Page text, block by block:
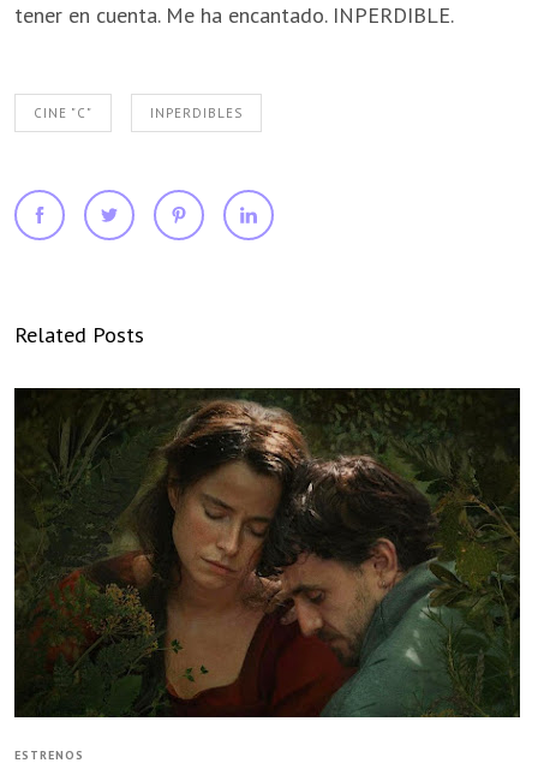
tener en cuenta. Me ha encantado. INPERDIBLE.
CINE "C" INPERDIBLES
Related Posts
ESTRENOS